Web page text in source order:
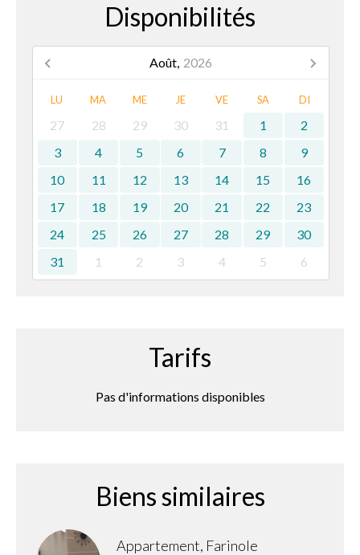
Disponibilités
Août, 2026
LU MA ME JE VE SA DI
27 28 29 30 31 1
2
3
4 5 6 7 8
9
10
11 12 13 14 15
16
17
18 19 20 21 22
23
24
25 26 27 28 29
30
31
1 2 3 4 5 6
Tarifs
Pas d'informations disponibles
Biens similaires
Appartement, Farinole